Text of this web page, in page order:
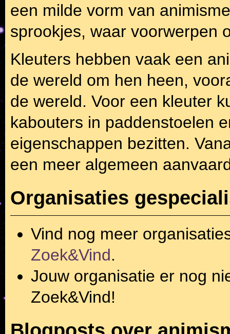
een milde vorm van
sprookjes, waar voorwerpen
Kleuters hebben vaak een
de wereld om hen heen,
de wereld. Voor een kleuter
kabouters in paddenstoelen
eigenschappen bezitten.
een meer algemeen
Organisaties
Vind nog meer
Zoek&Vind.
Jouw organisatie er nog
Zoek&Vind!